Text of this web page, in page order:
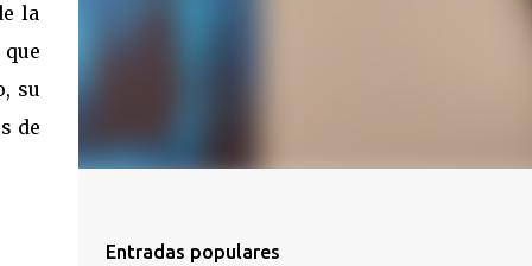
la
su
de
Entradas populares